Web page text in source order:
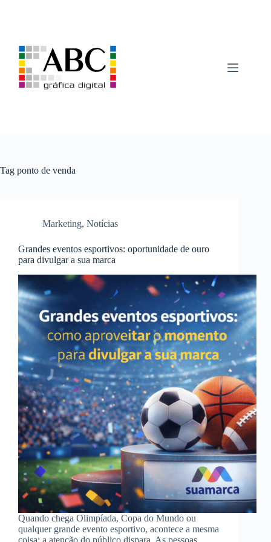
Tag ponto de venda
Marketing, Notícias
Grandes eventos esportivos: oportunidade de ouro
para divulgar a sua marca
Quando chega Olimpíada, Copa do Mundo ou
qualquer grande evento esportivo, acontece a mesma
coisa: a atenção do público dispara. As pessoas